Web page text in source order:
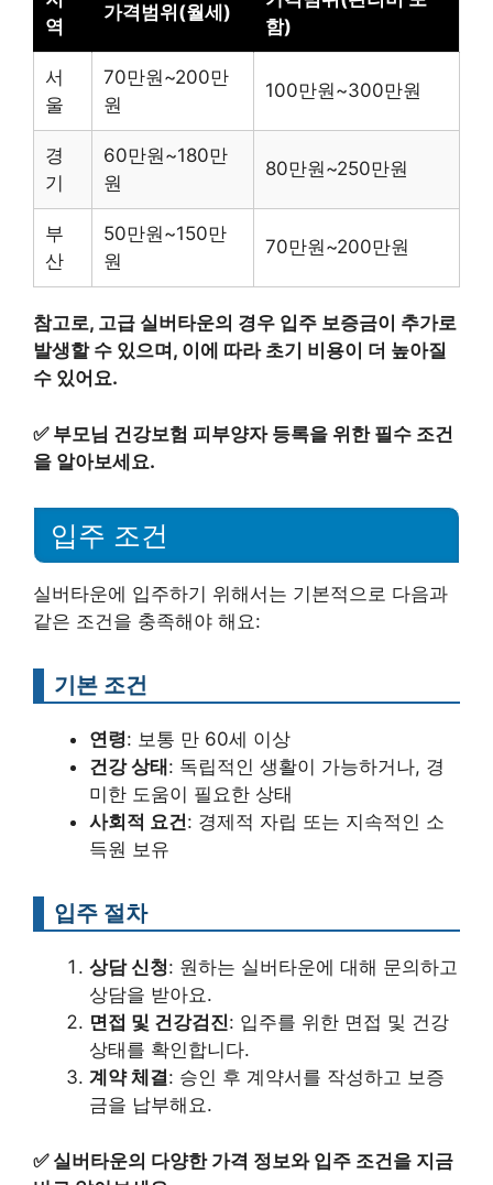
역
가격범위(월세)
함)
서
울
70만원~200만
원
100만원~300만원
경
기
60만원~180만
원
80만원~250만원
부
산
50만원~150만
원
70만원~200만원
참고로, 고급 실버타운의 경우 입주 보증금이 추가로
발생할 수 있으며, 이에 따라 초기 비용이 더 높아질
수 있어요.
✅ 부모님 건강보험 피부양자 등록을 위한 필수 조건
을 알아보세요.
입주 조건
실버타운에 입주하기 위해서는 기본적으로 다음과
같은 조건을 충족해야 해요:
기본 조건
연령: 보통 만 60세 이상
건강 상태 : 독립적인 생활이 가능하거나, 경
미한 도움이 필요한 상태
사회적 요건: 경제적 자립 또는 지속적인 소
득원 보유
입주 절차
상담 신청: 원하는 실버타운에 대해 문의하고
상담을 받아요.
면접 및 건강검진: 입주를 위한 면접 및 건강
상태를 확인합니다.
계약 체결: 승인 후 계약서를 작성하고 보증
금을 납부해요.
✅ 실버타운의 다양한 가격 정보와 입주 조건을 지금